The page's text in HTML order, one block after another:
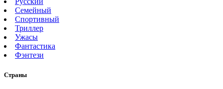
Семейный
Спортивный
Триллер
Ужасы
Фантастика
Фэнтези
Страны